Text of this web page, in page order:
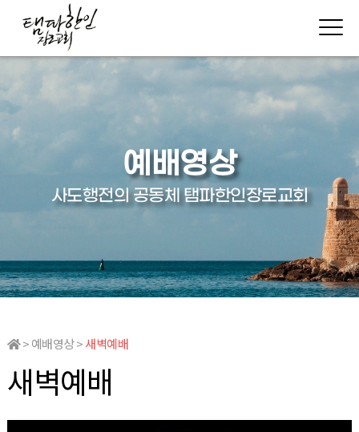
예배영상
사도행전의 공동체 탬파한인장로교회
> 예배영상 >새벽예배
새벽예배